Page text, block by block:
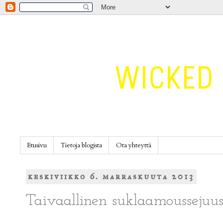
Etusivu Tietoja blogista Ota yhteyttä
keskiviikko 6. marraskuuta 2013
Taivaallinen